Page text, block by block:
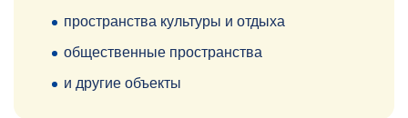
пространства культуры и отдыха
общественные пространства
и другие объекты